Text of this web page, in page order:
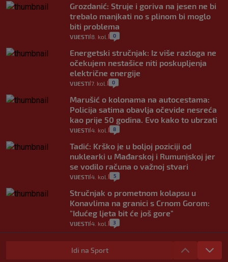
Grozdanić: Struje i goriva na jesen ne bi
trebalo manjkati no s plinom bi moglo
biti problema
VIJESTI 8. kol. 0
Energetski stručnjak: Iz više razloga ne
očekujem nestašice niti poskupljenja
električne energije
VIJESTI 7. kol. 0
Marušić o kolonama na autocestama:
Policija satima obavlja očevide nesreća
kao prije 50 godina. Evo kako to ubrzati
VIJESTI 4. kol. 8
Tadić: Krško je u boljoj poziciji od
nuklearki u Mađarskoj i Rumunjskoj jer
se vodilo računa o važnoj stvari
VIJESTI 4. kol. 5
Stručnjak o prometnom kolapsu u
Konavlima na granici s Crnom Gorom:
"Idućeg ljeta bit će još gore"
VIJESTI 4. kol. 3
Iz Hrvatske u Italiju može se i preko
mora. Provjerili smo brodske linije i
Idi na Sport